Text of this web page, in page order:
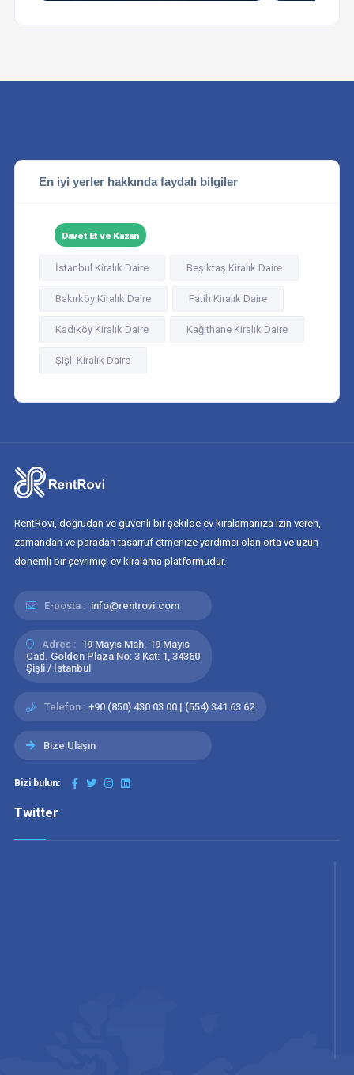
En iyi yerler hakkında faydalı bilgiler
Davet Et ve Kazan
İstanbul Kiralık Daire Beşiktaş Kiralık Daire
Bakırköy Kiralık Daire Fatih Kiralık Daire
Kadıköy Kiralık Daire Kağıthane Kiralık Daire
Şişli Kiralık Daire
RentRovi, doğrudan ve güvenli bir şekilde ev kiralamanıza izin veren,
zamandan ve paradan tasarruf etmenize yardımcı olan orta ve uzun
dönemli bir çevrimiçi ev kiralama platformudur.
E-posta : info@rentrovi.com
Adres : 19 Mayıs Mah. 19 Mayıs
Cad. Golden Plaza No: 3 Kat: 1, 34360
Şişli / İstanbul
Telefon : +90 (850) 430 03 00 | (554) 341 63 62
Bize Ulaşın
Bizi bulun:
Twitter